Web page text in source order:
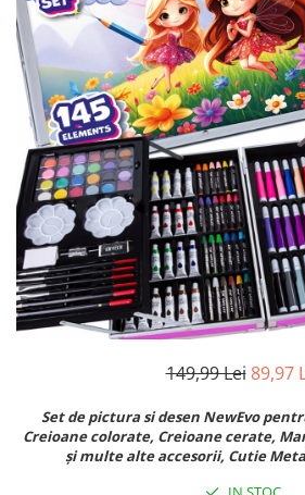
Accesorii auto interioare
Aspiratoare Auto
Produse Cosmetica Auto
Scule auto
Casa, Gradina & Bricolaj
Accesorii mese si scaune
Accesorii prize si intrerupatoare
Becuri
Clesti si Patenti
Corpuri de iluminat interior
Covorase Baie
Echipamente protectia muncii
Folii si pungi alimentare
149,99 Lei 89,97
Set de pictura si desen NewEvo
Creioane colorate, Creioane cerate,
și multe alte accesorii, Cutie